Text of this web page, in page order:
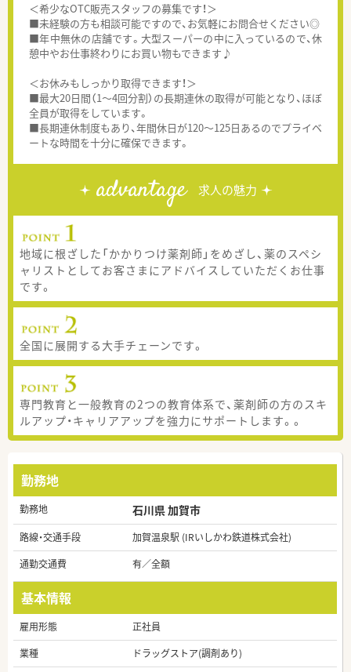
＜希少なOTC販売スタッフの募集です！＞
■未経験の方も相談可能ですので、お気軽にお問合せください◎
■年中無休の店舗です。大型スーパーの中に入っているので、休
憩中やお仕事終わりにお買い物もできます♪
＜お休みもしっかり取得できます！＞
■最大20日間（1～4回分割）の長期連休の取得が可能となり、ほぼ
全員が取得をしています。
■長期連休制度もあり、年間休日が120～125日あるのでプライベ
ートな時間を十分に確保できます。
advantage 求人の魅力
地域に根ざした「かかりつけ薬剤師」をめざし、薬のスペシ
ャリストとしてお客さまにアドバイスしていただくお仕事
です。
全国に展開する大手チェーンです。
専門教育と一般教育の2つの教育体系で、薬剤師の方のスキ
ルアップ・キャリアアップを強力にサポートします。。
勤務地
勤務地 石川県 加賀市
路線・交通手段
加賀温泉駅 (IRいしかわ鉄道株式会社)
通勤交通費
有／全額
基本情報
雇用形態
正社員
業種
ドラッグストア(調剤あり)